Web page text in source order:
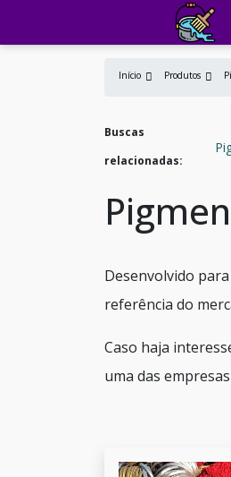
Início Produtos
Buscas
relacionadas:
Desenvolvido
referência do
Caso haja
uma das